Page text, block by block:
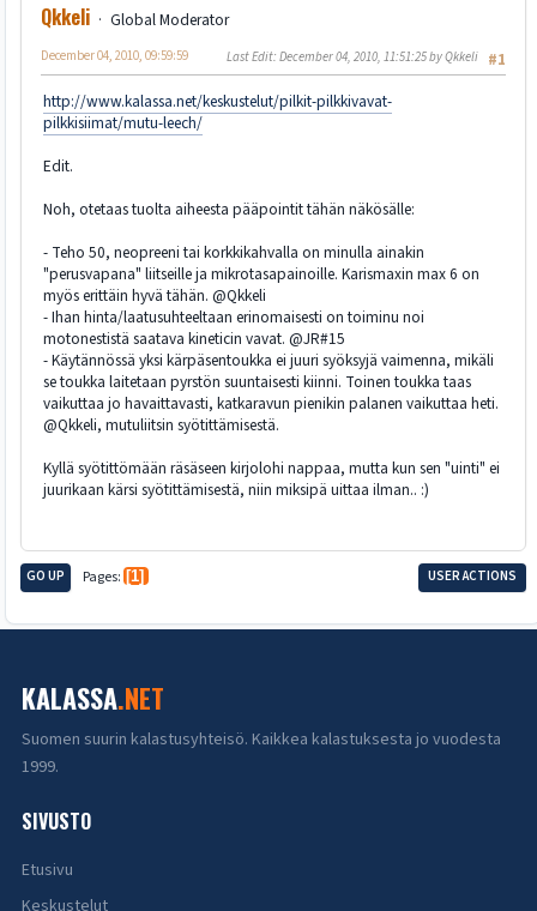
Qkkeli
Global Moderator
#1
December 04, 2010, 09:59:59 Last Edit: December 04, 2010, 11:51:25 by Qkkeli
http://www.kalassa.net/keskustelut/pilkit-pilkkivavat-
pilkkisiimat/mutu-leech/
Edit.
Noh, otetaas tuolta aiheesta pääpointit tähän näkösälle:
- Teho 50, neopreeni tai korkkikahvalla on minulla ainakin
"perusvapana" liitseille ja mikrotasapainoille. Karismaxin max 6 on
myös erittäin hyvä tähän. @Qkkeli
- Ihan hinta/laatusuhteeltaan erinomaisesti on toiminu noi
motonestistä saatava kineticin vavat. @JR#15
- Käytännössä yksi kärpäsentoukka ei juuri syöksyjä vaimenna, mikäli
se toukka laitetaan pyrstön suuntaisesti kiinni. Toinen toukka taas
vaikuttaa jo havaittavasti, katkaravun pienikin palanen vaikuttaa heti.
@Qkkeli, mutuliitsin syötittämisestä.
Kyllä syötittömään räsäseen kirjolohi nappaa, mutta kun sen "uinti" ei
juurikaan kärsi syötittämisestä, niin miksipä uittaa ilman.. :)
GO UP Pages 1 USER ACTIONS
KALASSA.NET
Suomen suurin kalastusyhteisö. Kaikkea kalastuksesta jo vuodesta
1999.
SIVUSTO
Etusivu
Keskustelut